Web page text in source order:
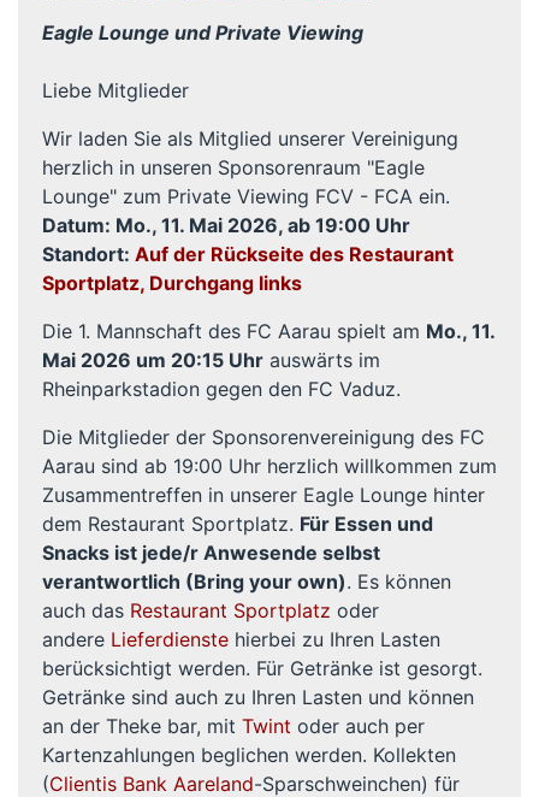
Eagle Lounge und Private Viewing
Liebe Mitglieder
Wir laden Sie als Mitglied unserer Vereinigung
herzlich in unseren Sponsorenraum "Eagle
Lounge" zum Private Viewing FCV - FCA ein.
Datum: Mo., 11. Mai 2026, ab 19:00 Uhr
Standort: Auf der Rückseite des Restaurant
Sportplatz, Durchgang links
Die 1. Mannschaft des FC Aarau spielt am Mo., 11.
Mai 2026 um 20:15 Uhr auswärts im
Rheinparkstadion gegen den FC Vaduz.
Die Mitglieder der Sponsorenvereinigung des FC
Aarau sind ab 19:00 Uhr herzlich willkommen zum
Zusammentreffen in unserer Eagle Lounge hinter
dem Restaurant Sportplatz. Für Essen und
Snacks ist jede/r Anwesende selbst
verantwortlich (Bring your own). Es können
auch das Restaurant Sportplatz oder
andere Lieferdienste hierbei zu Ihren Lasten
berücksichtigt werden. Für Getränke ist gesorgt.
Getränke sind auch zu Ihren Lasten und können
an der Theke bar, mit Twint oder auch per
Kartenzahlungen beglichen werden. Kollekten
(Clientis Bank Aareland-Sparschweinchen) für